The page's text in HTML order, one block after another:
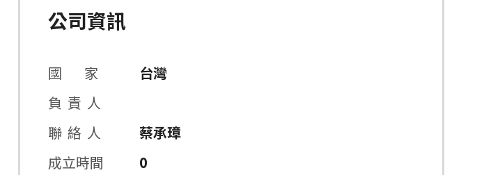
公司資訊
國 家
台灣
負 責 人
聯 絡 人
蔡承璋
成立時間
0